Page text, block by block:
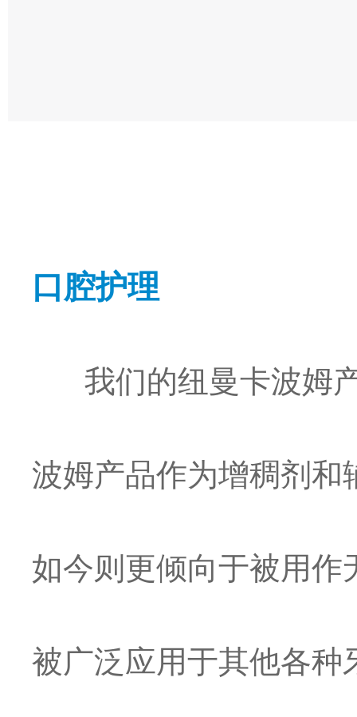
口腔护理
我们的纽曼卡波姆产
波姆产品作为增稠剂和
如今则更倾向于被用作
被广泛应用于其他各种